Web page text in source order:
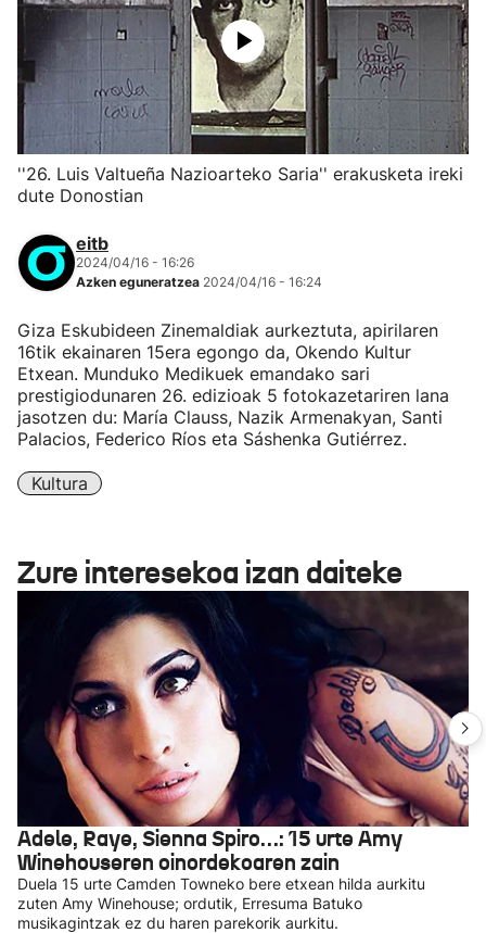
''26. Luis Valtueña Nazioarteko Saria'' erakusketa ireki
dute Donostian
eitb
2024/04/16 - 16:26
Azken eguneratzea 2024/04/16 - 16:24
Giza Eskubideen Zinemaldiak aurkeztuta, apirilaren
16tik ekainaren 15era egongo da, Okendo Kultur
Etxean. Munduko Medikuek emandako sari
prestigiodunaren 26. edizioak 5 fotokazetariren lana
jasotzen du: María Clauss, Nazik Armenakyan, Santi
Palacios, Federico Ríos eta Sáshenka Gutiérrez.
Kultura
Zure interesekoa izan daiteke
Adele, Raye, Sienna Spiro…: 15 urte Amy
Winehouseren oinordekoaren zain
Duela 15 urte Camden Towneko bere etxean hilda aurkitu
zuten Amy Winehouse; ordutik, Erresuma Batuko
musikagintzak ez du haren parekorik aurkitu.